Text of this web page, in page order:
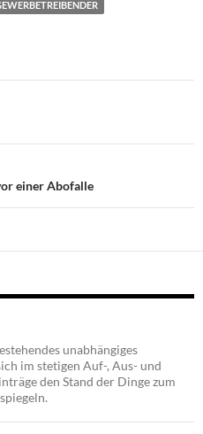
einer Abofalle
unabhängiges
im stetigen Auf-, Aus- und
den Stand der Dinge zum